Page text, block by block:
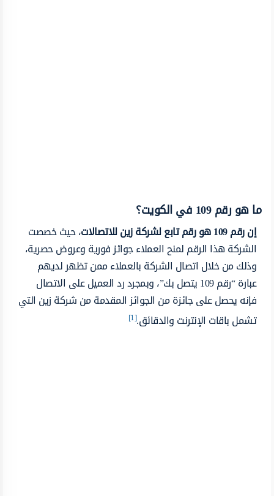
ما هو رقم 109 في الكويت؟
إن رقم 109 هو رقم تابع لشركة زين للاتصالات
، حيث خصصت
الشركة هذا الرقم لمنح العملاء جوائز فورية وعروض حصرية،
وذلك من خلال اتصال الشركة بالعملاء ممن تظهر لديهم
عبارة “رقم 109 يتصل بك”، وبمجرد رد العميل على الاتصال
فإنه يحصل على جائزة من الجوائز المقدمة من شركة زين التي
تشمل باقات الإنترنت والدقائق.[1]